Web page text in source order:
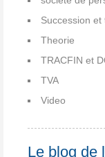
Succession et
Theorie
TRACFIN et
TVA
Video
Le blog de